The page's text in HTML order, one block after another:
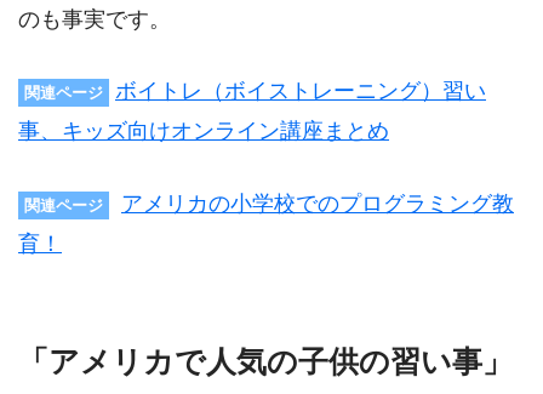
のも事実です。
関連ページ
ボイトレ（ボイストレーニング）習い
事、キッズ向けオンライン講座まとめ
関連ページ
アメリカの小学校でのプログラミング教
育！
「アメリカで人気の子供の習い事」